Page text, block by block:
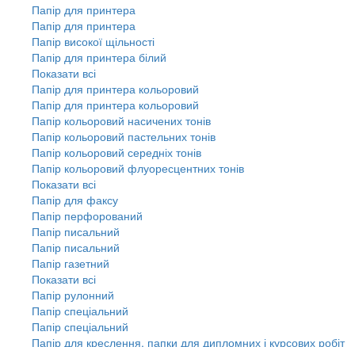
Папір для принтера
Папір для принтера
Папір високої щільності
Папір для принтера білий
Показати всі
Папір для принтера кольоровий
Папір для принтера кольоровий
Папір кольоровий насичених тонів
Папір кольоровий пастельних тонів
Папір кольоровий середніх тонів
Папір кольоровий флуоресцентних тонів
Показати всі
Папір для факсу
Папір перфорований
Папір писальний
Папір писальний
Папір газетний
Показати всі
Папір рулонний
Папір спеціальний
Папір спеціальний
Папір для креслення, папки для дипломних і курсових робіт